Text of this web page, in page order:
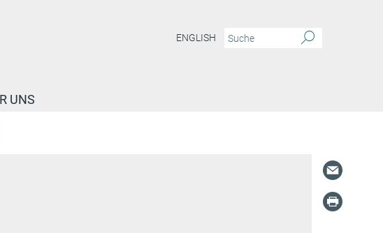
ENGLISH
UNS